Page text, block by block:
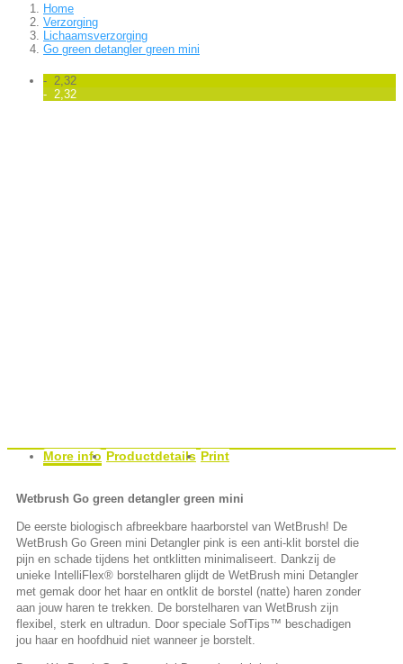
Home
Verzorging
Lichaamsverzorging
Go green detangler green mini
- 2,32
- 2,32
More info Productdetails Print
Wetbrush Go green detangler green mini
De eerste biologisch afbreekbare haarborstel van WetBrush! De
WetBrush Go Green mini Detangler pink is een anti-klit borstel die
pijn en schade tijdens het ontklitten minimaliseert. Dankzij de
unieke IntelliFlex® borstelharen glijdt de WetBrush mini Detangler
met gemak door het haar en ontklit de borstel (natte) haren zonder
aan jouw haren te trekken. De borstelharen van WetBrush zijn
flexibel, sterk en ultradun. Door speciale SofTips™ beschadigen
jou haar en hoofdhuid niet wanneer je borstelt.